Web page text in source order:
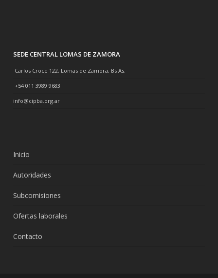
SEDE CENTRAL LOMAS DE ZAMORA
Carlos Croce 122, Lomas de Zamora, Bs As.
+54 011 3989 9683
info@cipba.org.ar
Inicio
Autoridades
Subcomisiones
Ofertas laborales
Contacto